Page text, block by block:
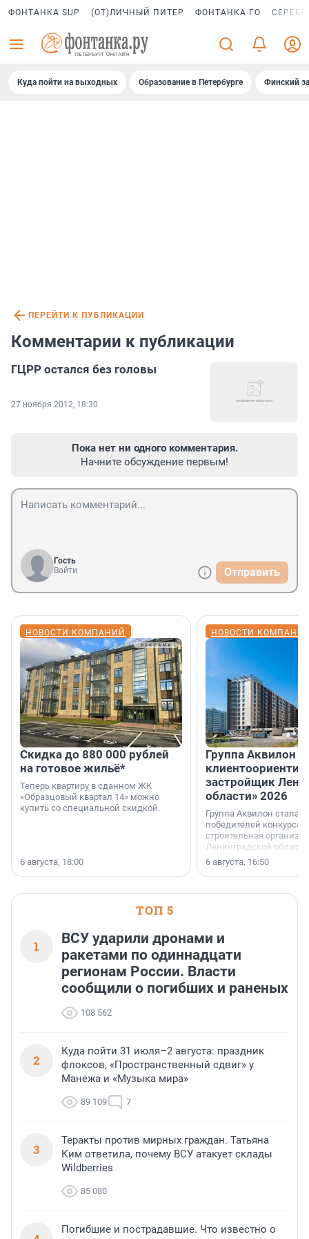
ФОНТАНКА SUP (ОТ)ЛИЧНЫЙ ПИТЕР ФОНТАНКА ГО
Куда пойти на выходных Образование в Петербурге Финский
ПЕРЕЙТИ К ПУБЛИКАЦИИ
Комментарии к публикации
ГЦРР остался без головы
27 ноября 2012, 18:30
Пока нет ни одного комментария.
Начните обсуждение первым!
Гость
Войти
Отправить
НОВОСТИ КОМПАНИЙ
Скидка до 880 000 рублей
на готовое жильё*
Теперь квартиру в сданном ЖК
«Образцовый квартал 14» можно
купить со специальной скидкой.
6 августа, 18:00
НОВОСТИ
Группа Аквилон
застройщик
области» 2026
Группа Аквилон стала
победителей конкурса
строительная
Ленинградской области
номинации «Самый
застройщик
области».
6 августа, 16:50
ТОП 5
1
ВСУ ударили дронами и
ракетами по одиннадцати
регионам России. Власти
сообщили о погибших и раненых
108 562
2
Куда пойти 31 июля–2 августа: праздник
флоксов, «Пространственный сдвиг» у
Манежа и «Музыка мира»
89 109 7
3
Теракты против мирных граждан. Татьяна
Ким ответила, почему ВСУ атакует склады
Wildberries
85 080
Погибшие и пострадавшие. Что известно о